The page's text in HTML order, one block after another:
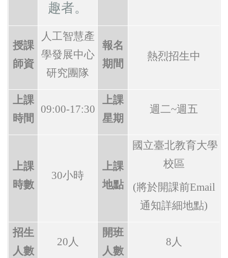
趣者。
授課
師資
人工智慧產
學發展中心
研究團隊
報名
期間
熱烈招生中
上課
時間
09:00-17:30
上課
星期
週二~週五
上課
時數
30小時
上課
地點
國立臺北教育大學
校區
(將於開課前Email
通知詳細地點)
招生
人數
20人
開班
人數
8人